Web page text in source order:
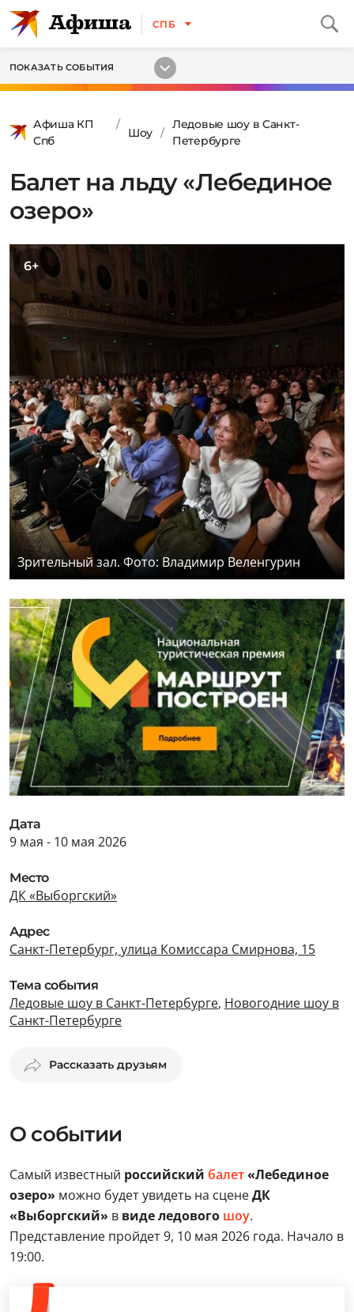
СПБ
ПОКАЗАТЬ СОБЫТИЯ
Афиша КП
Спб
Шоу
Ледовые шоу в Санкт-
Петербурге
Балет на льду «Лебединое
озеро»
6+
Зрительный зал. Фото: Владимир Веленгурин
Дата
9 мая - 10 мая 2026
Место
ДК «Выборгский»
Адрес
Санкт-Петербург, улица Комиссара Смирнова, 15
Тема события
Ледовые шоу в Санкт-Петербурге, Новогодние шоу в
Санкт-Петербурге
Рассказать друзьям
О событии
Самый известный российский балет«Лебединое
озеро» можно будет увидеть на сценеДК
«Выборгский» в виде ледового шоу.
Представление пройдет 9, 10 мая 2026 года. Начало в
19:00.